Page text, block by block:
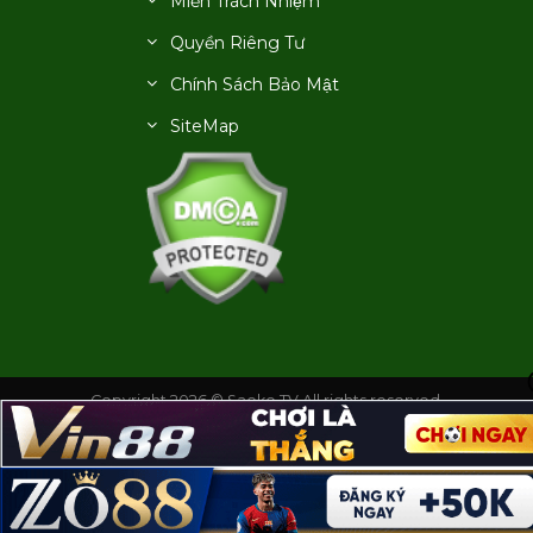
Quyền Riêng Tư
Chính Sách Bảo Mật
SiteMap
Copyright 2026 © Saoke TV All rights reserved.